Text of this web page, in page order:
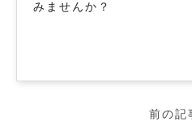
みませんか？
前の記